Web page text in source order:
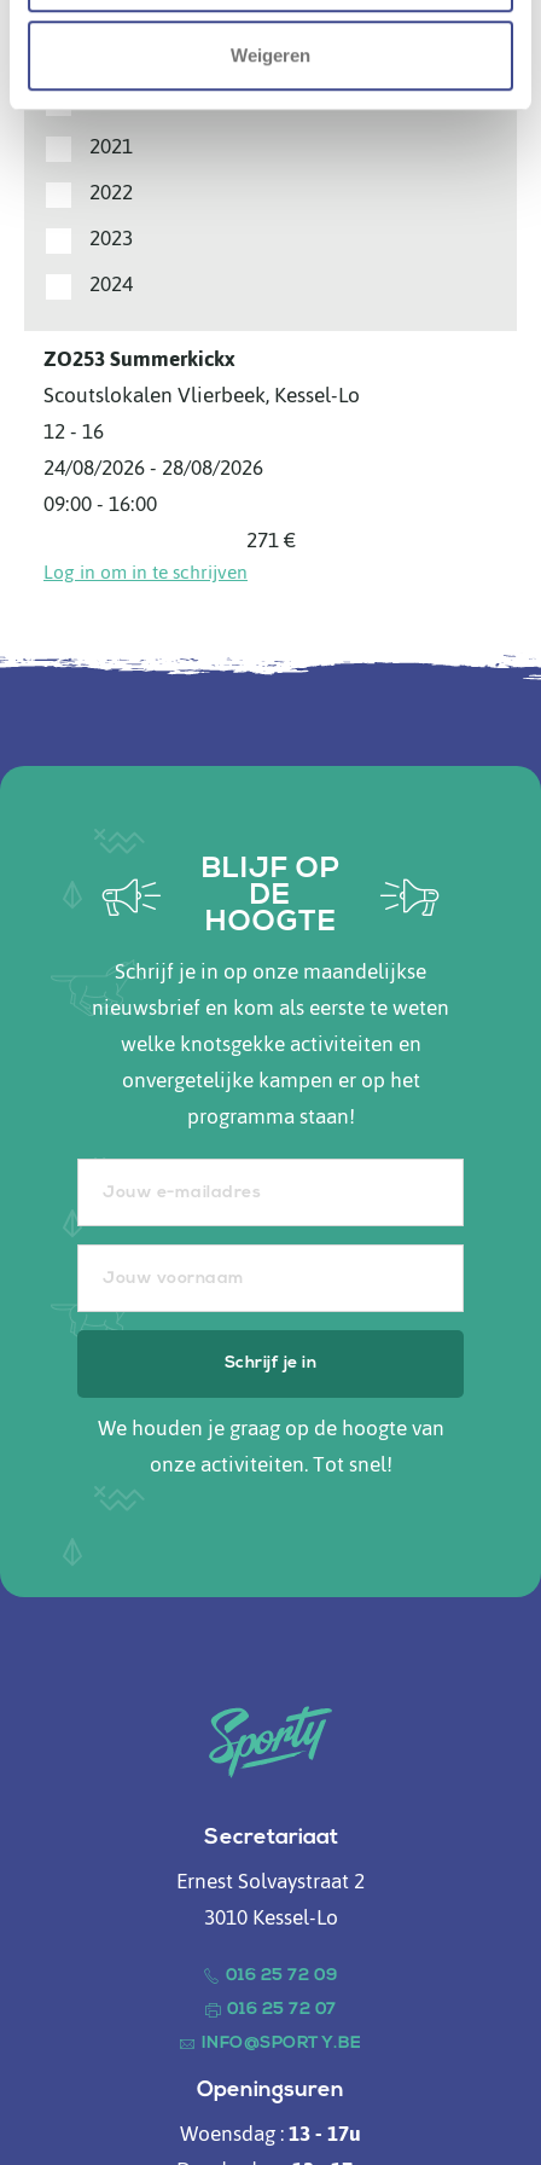
Weigeren
2018
2020
2021
2022
2023
2024
ZO253 Summerkickx
Scoutslokalen Vlierbeek,Kessel-Lo
12-16
24/08/2026-28/08/2026
09:00-16:00
271€
Log in om in te schrijven
BLIJF OP
DE
HOOGTE
Schrijf je in op onze maandelijkse
nieuwsbrief en kom als eerste te weten
welke knotsgekke activiteiten en
onvergetelijke kampen er op het
programma staan!
We houden je graag op de hoogte van
onze activiteiten. Tot snel!
Secretariaat
Ernest Solvaystraat 2
3010 Kessel-Lo
016 25 72 09
016 25 72 07
INFO@SPORTY.BE
Openingsuren
Woensdag :13 - 17u